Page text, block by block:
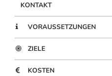
KONTAKT
VORAUSSETZUNGEN
ZIELE
KOSTEN